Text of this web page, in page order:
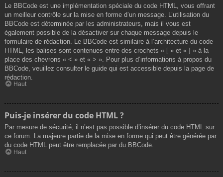
Le BBCode est une implémentation spéciale du code HTML, vous offrant
un meilleur contrôle sur la mise en forme d’un message. L’utilisation du
BBCode est déterminée par les administrateurs, mais il vous est
également possible de la désactiver sur chaque message depuis le
formulaire de rédaction. Le BBCode est similaire à l’architecture du code
HTML, les balises sont contenues entre des crochets « [ » et « ] » à la
place des chevrons « < » et « > ». Pour plus d’informations à propos du
BBCode, veuillez consulter le guide qui est accessible depuis la page de
rédaction.
Haut
Puis-je insérer du code HTML ?
Par mesure de sécurité, il n’est pas possible d’insérer du code HTML sur
ce forum. La majeure partie de la mise en forme qui peut être générée par
du code HTML peut être remplacée par du BBCode.
Haut